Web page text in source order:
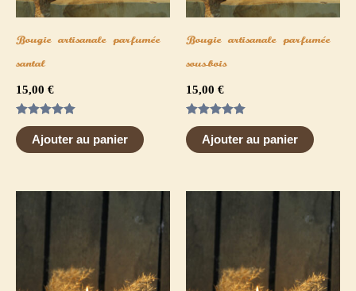
Bougie artisanale parfumée
santal
15,00 €
Note
5.00
sur 5
Ajouter au panier
Bougie artisanale parfumée
sous-bois
15,00 €
Note
5.00
sur 5
Ajouter au panier